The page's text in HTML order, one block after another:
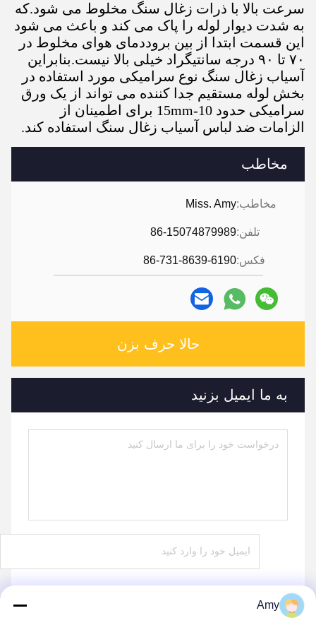
مخاطب
مخاطب:Miss. Amy
تلفن:86-15074879989
فکس:86-731-8639-6190
حالا حرف بزن
به ما ایمیل بزنید
سرعت بالا با ذرات زغال سنگ مخلوط می شود.که
به شدت دیوار لوله را پاک می کند و باعث می شود
این قسمت ابتدا از بین بروددمای هوای مخلوط در
۷۰ تا ۹۰ درجه سانتیگراد خیلی بالا نیست.بنابراین
آسیاب زغال سنگ نوع سرامیکی مورد استفاده در
بخش لوله مستقیم جدا کننده می تواند از یک ورق
سرامیکی حدود 10-15mm برای اطمینان از
الزامات ضد لباس آسیاب زغال سنگ استفاده کند.
Amy